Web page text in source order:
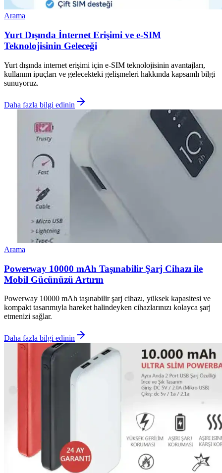
Arama
Yurt Dışında İnternet Erişimi ve e-SIM
Teknolojisinin Geleceği
Yurt dışında internet erişimi için e-SIM teknolojisinin avantajları,
kullanım ipuçları ve gelecekteki gelişmeleri hakkında kapsamlı bilgi
sunuyoruz.
Daha fazla bilgi edinin
Arama
Powerway 10000 mAh Taşınabilir Şarj Cihazı ile
Mobil Gücünüzü Artırın
Powerway 10000 mAh taşınabilir şarj cihazı, yüksek kapasitesi ve
kompakt tasarımıyla hareket halindeyken cihazlarınızı kolayca şarj
etmenizi sağlar.
Daha fazla bilgi edinin